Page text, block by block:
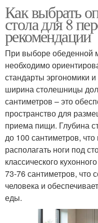
Как выбрать
стола для 8
рекомендации
При выборе обеденной
необходимо
стандарты эргономики
ширина столешницы
сантиметров – это
пространство для
приема пищи. Глубина
до 100 сантиметров,
располагать ноги под
классического
73-76 сантиметров, что
человека и
еды.